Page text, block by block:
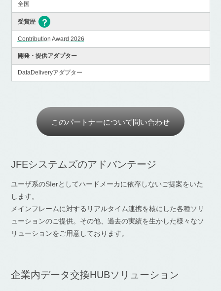
全国
受賞歴
Contribution Award 2026
開発・提供アダプター
DataDeliveryアダプター
このパートナーについて問い合わせ
JFEシステムズのアドバンテージ
ユーザ系のSIerとしてハードメーカに依存しないご提案をいた
します。
メインフレームに対するリアルタイム連携を核にした各種ソリ
ューションのご提供。その他、過去の実績を生かした様々なソ
リューションをご用意しております。
企業内データ交換HUBソリューション